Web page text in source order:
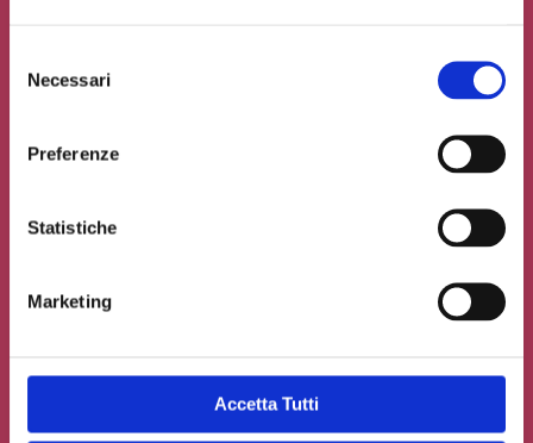
delNecessari
Preferenze
Statistiche
Marketing
Accetta Tutti